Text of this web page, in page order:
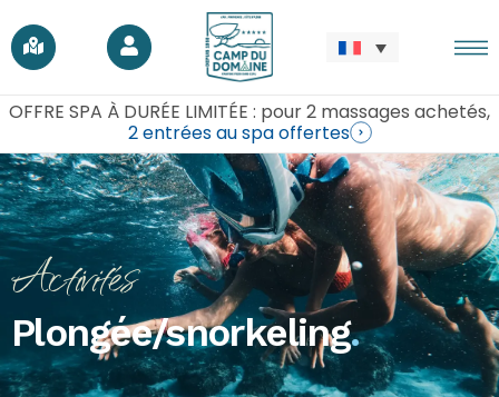
OFFRE SPA À DURÉE LIMITÉE : pour 2 massages achetés,
2 entrées au spa offertes
Activités
Plongée/snorkeling.